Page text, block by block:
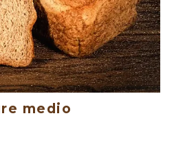
medio